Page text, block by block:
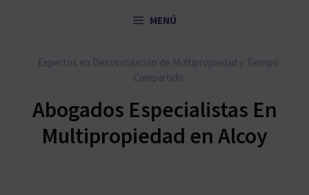
MENÚ
Expertos en Desvinculación de Multipropiedad y Tiempo
Compartido
Abogados Especialistas En
Multipropiedad en Alcoy